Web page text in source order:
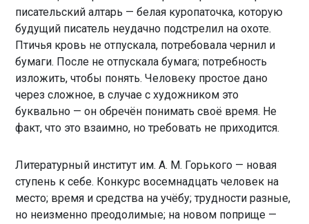
писательский алтарь — белая куропаточка, которую
будущий писатель неудачно подстрелил на охоте.
Птичья кровь не отпускала, потребовала чернил и
бумаги. После не отпускала бумага; потребность
изложить, чтобы понять. Человеку простое дано
через сложное, в случае с художником это
буквально — он обречён понимать своё время. Не
факт, что это взаимно, но требовать не приходится.
Литературный институт им. А. М. Горького — новая
ступень к себе. Конкурс восемнадцать человек на
место; время и средства на учёбу; трудности разные,
но неизменно преодолимые; на новом поприще —